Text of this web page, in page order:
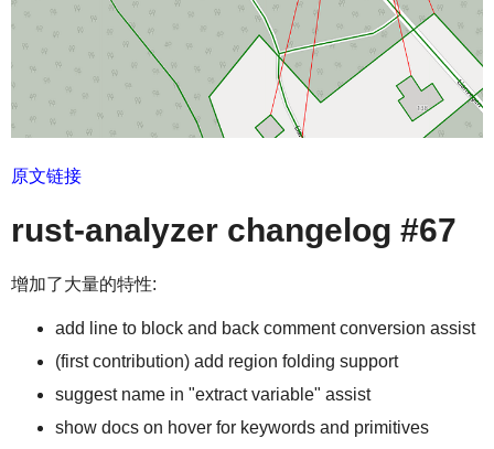
原文链接
rust-analyzer changelog #67
增加了大量的特性:
add line to block and back comment conversion assist
(first contribution) add region folding support
suggest name in "extract variable" assist
show docs on hover for keywords and primitives